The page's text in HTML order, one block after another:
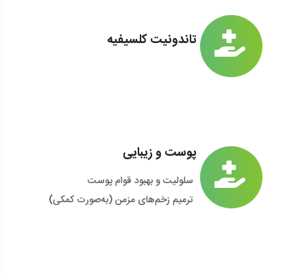
تاندونیت کلسیفیه
پوست و زیبایی
سلولیت و بهبود قوام پوست
ترمیم زخم‌های مزمن (به‌صورت کمکی)